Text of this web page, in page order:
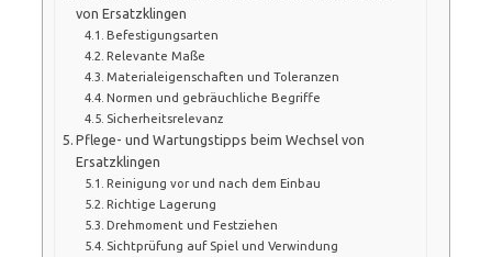
von Ersatzklingen
Befestigungsarten
Relevante Maße
Materialeigenschaften und Toleranzen
Normen und gebräuchliche Begriffe
Sicherheitsrelevanz
Pflege- und Wartungstipps beim Wechsel von
Ersatzklingen
Reinigung vor und nach dem Einbau
Richtige Lagerung
Drehmoment und Festziehen
Sichtprüfung auf Spiel und Verwindung